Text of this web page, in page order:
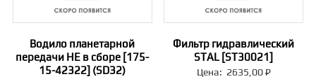
Водило планетарной
передачи НЕ в сборе [175-
15-42322] (SD32)
Фильтр гидравлический
STAL [ST30021]
Цена: 2635,00₽